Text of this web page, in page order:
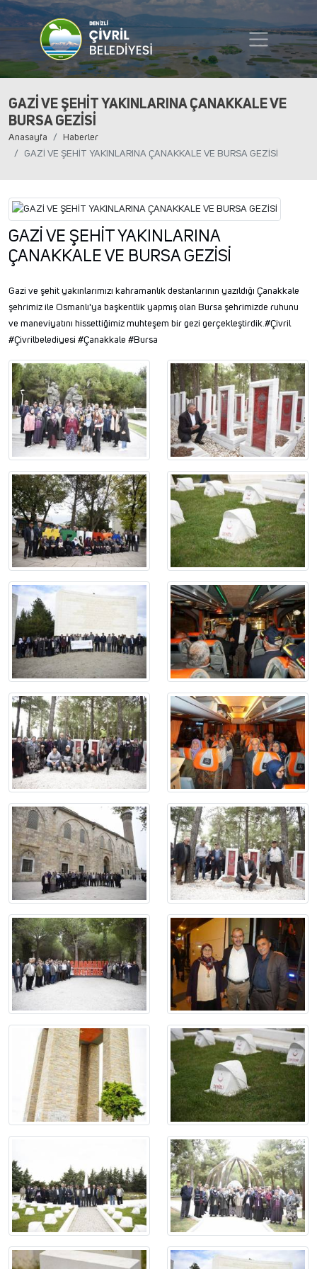
GAZİ VE ŞEHİT YAKINLARINA ÇANAKKALE VE
BURSA GEZİSİ
Anasayfa
Haberler
GAZİ VE ŞEHİT YAKINLARINA ÇANAKKALE VE BURSA GEZİSİ
GAZİ VE ŞEHİT YAKINLARINA
ÇANAKKALE VE BURSA GEZİSİ
Gazi ve şehit yakınlarımızı kahramanlık destanlarının yazıldığı Çanakkale
şehrimiz ile Osmanlı'ya başkentlik yapmış olan Bursa şehrimizde ruhunu
ve maneviyatını hissettiğimiz muhteşem bir gezi gerçekleştirdik.#Çivril
#Çivrilbelediyesi #Çanakkale #Bursa